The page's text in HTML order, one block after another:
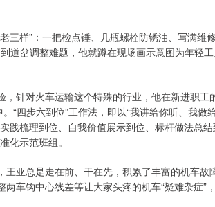
三样”：一把检点锤、几瓶螺栓防锈油、写满
到道岔调整难题，他就蹲在现场画示意图为年轻
针对火车运输这个特殊的行业，他在新进职工
“四步六到位”工作法，即以“我讲给你听、我
践梳理到位、自我价值展示到位、标杆做法总
化示范班组。
王亚总是走在前、干在先，积累了丰富的机车
车钩中心线差等让大家头疼的机车“疑难杂症”